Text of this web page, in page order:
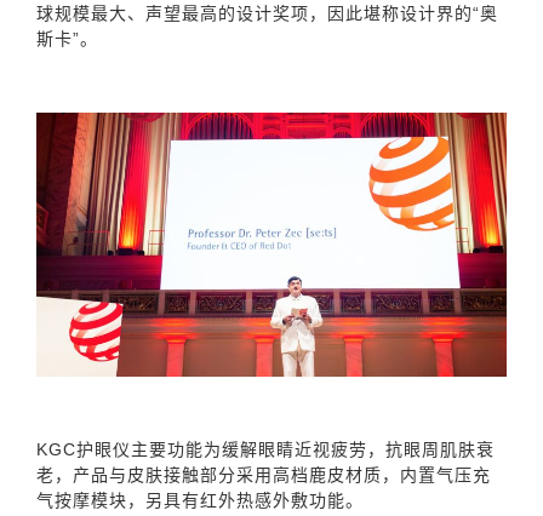
球规模最大、声望最高的设计奖项，因此堪称设计界的“奥
斯卡”。
KGC护眼仪主要功能为缓解眼睛近视疲劳，抗眼周肌肤衰
老，产品与皮肤接触部分采用高档鹿皮材质，内置气压充
气按摩模块，另具有红外热感外敷功能。